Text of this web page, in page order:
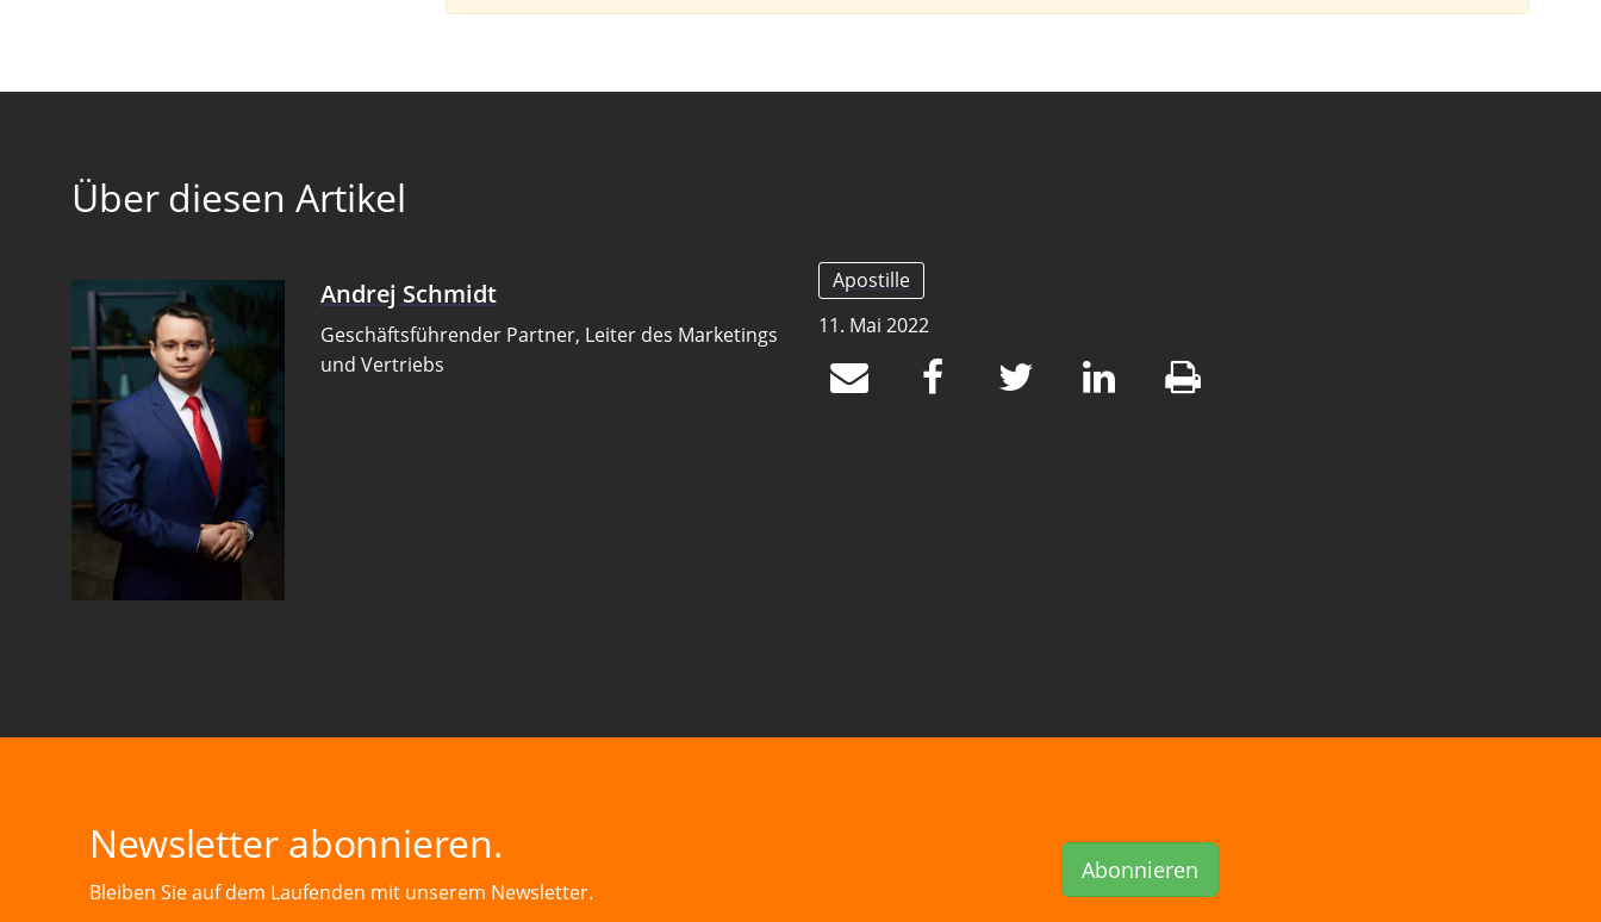
Über diesen Artikel
Andrej Schmidt
Geschäftsführender Partner, Leiter des Marketings
und Vertriebs
Apostille
11. Mai 2022
Newsletter abonnieren.
Bleiben Sie auf dem Laufenden mit unserem Newsletter.
Abonnieren